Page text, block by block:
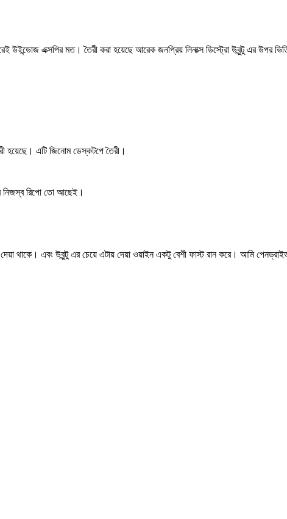
উইন্ডোজ এক্সপির মত। তৈরী করা হয়েছে আরেক জনপ্রিয় লিনাক্স ডিস্ট্রো উবুন্টু এর উপর
হয়েছে। এটি জিনোম ডেস্কটপে তৈরী।
নিজস্ব রিপো তো আছেই।
থাকে। এবং উবুন্টু এর চেয়ে এটায় দেয়া ওয়াইন একটু বেশী ফাস্ট রান করে। আমি